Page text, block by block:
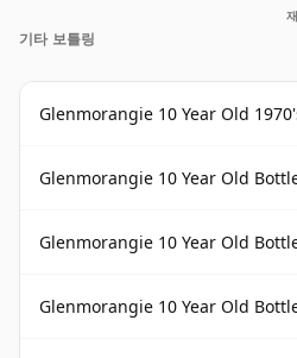
기타 보틀링
Glenmorangie 10 Year Old
Glenmorangie 10 Year Old
Glenmorangie 10 Year Old
Glenmorangie 10 Year Old